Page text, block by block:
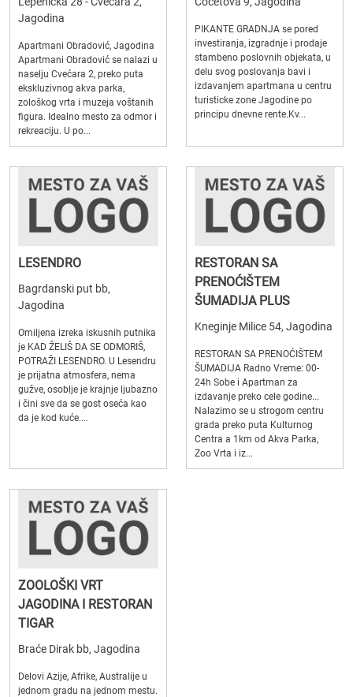
Jagodina
Apartmani Obradović, Jagodina
Apartmani Obradović se nalazi u
naselju Cvećara 2, preko puta
ekskluzivnog akva parka,
zološkog vrta i muzeja voštanih
figura. Idealno mesto za odmor i
rekreaciju. U po...
PIKANTE GRADNJA se pored
investiranja, izgradnje i prodaje
stambeno poslovnih objekata, u
delu svog poslovanja bavi i
izdavanjem apartmana u centru
turisticke zone Jagodine po
principu dnevne rente.Kv...
LESENDRO
Bagrdanski put bb,
Jagodina
Omiljena izreka iskusnih putnika
je KAD ŽELIŠ DA SE ODMORIŠ,
POTRAŽI LESENDRO. U Lesendru
je prijatna atmosfera, nema
gužve, osoblje je krajnje ljubazno
i čini sve da se gost oseća kao
da je kod kuće....
RESTORAN SA
PRENOĆIŠTEM
ŠUMADIJA PLUS
Kneginje Milice 54, Jagodina
RESTORAN SA PRENOĆIŠTEM
ŠUMADIJA Radno Vreme: 00-
24h Sobe i Apartman za
izdavanje preko cele godine...
Nalazimo se u strogom centru
grada preko puta Kulturnog
Centra a 1km od Akva Parka,
Zoo Vrta i iz...
ZOOLOŠKI VRT
JAGODINA I RESTORAN
TIGAR
Braće Dirak bb, Jagodina
Delovi Azije, Afrike, Australije u
jednom gradu na jednom mestu.